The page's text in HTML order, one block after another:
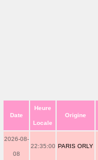
Date
Heure
Locale
Origine
2026-08-
08
22:35:00 PARIS ORLY